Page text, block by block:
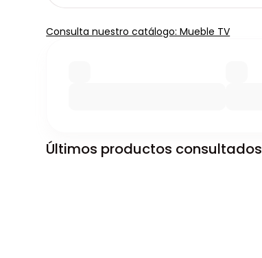
Consulta nuestro catálogo: Mueble TV
Últimos productos consultados